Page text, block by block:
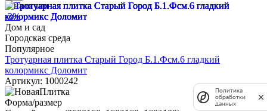
В наличии
-3%
Дом и сад
Городская среда
Популярное
Тротуарная плитка Старый Город Б.1.Фсм.6 гладкий
колормикс Доломит
Артикул: 1000242
Форма/размер
Политика
обработки
данных